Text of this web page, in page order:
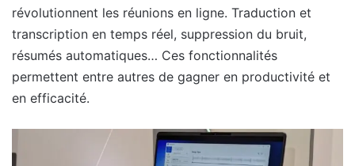
révolutionnent les réunions en ligne. Traduction et
transcription en temps réel, suppression du bruit,
résumés automatiques… Ces fonctionnalités
permettent entre autres de gagner en productivité et
en efficacité.